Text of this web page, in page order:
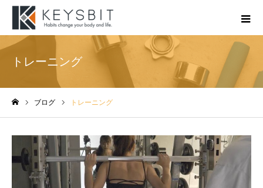
トレーニング
ブログ トレーニング